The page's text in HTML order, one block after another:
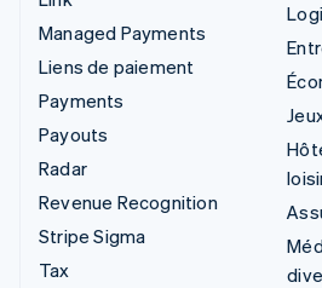
Managed Payments
Liens de paiement
Payments
Payouts
Radar
Revenue Recognition
Stripe Sigma
Tax